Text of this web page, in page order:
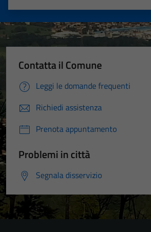
Valuta 5 stelle su 5
Valuta 4 stelle su 5
Valuta 3 stelle su 5
Valuta 2 stelle su 5
Valuta 1 stelle su 5
Contatta il Comune
Leggi le domande frequenti
Richiedi assistenza
Prenota appuntamento
Problemi in città
Segnala disservizio